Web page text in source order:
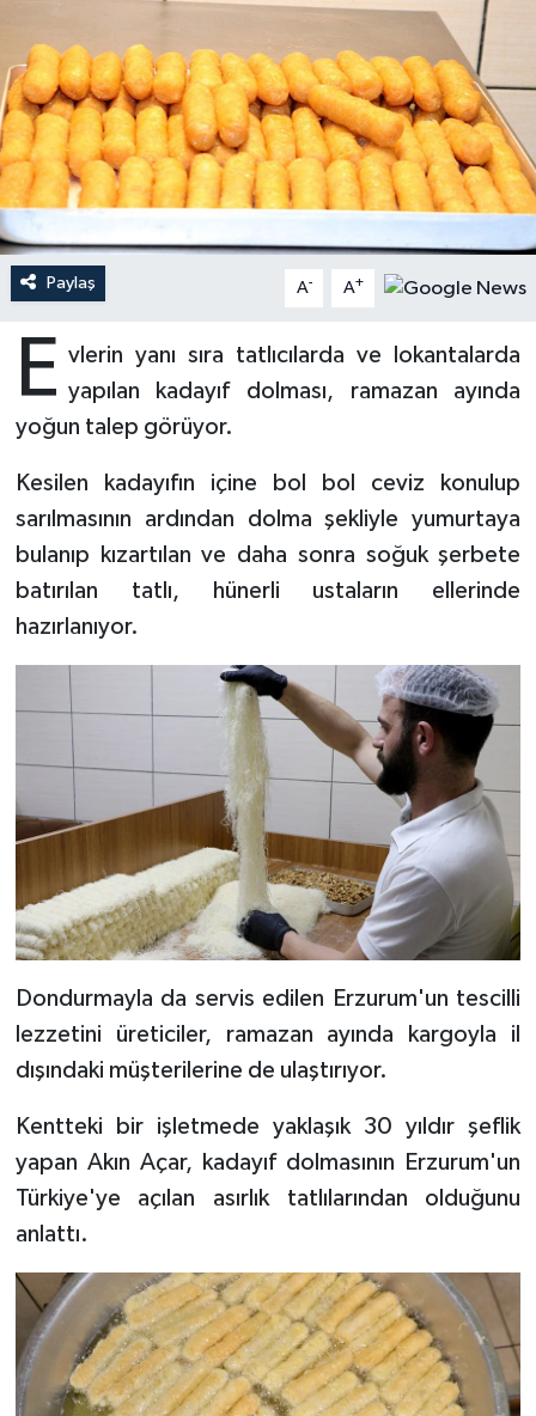
Paylaş A- A+
E vlerin yanı sıra tatlıcılarda ve lokantalarda
yapılan kadayıf dolması, ramazan ayında
yoğun talep görüyor.
Kesilen kadayıfın içine bol bol ceviz konulup
sarılmasının ardından dolma şekliyle yumurtaya
bulanıp kızartılan ve daha sonra soğuk şerbete
batırılan tatlı, hünerli ustaların ellerinde
hazırlanıyor.
Dondurmayla da servis edilen Erzurum'un tescilli
lezzetini üreticiler, ramazan ayında kargoyla il
dışındaki müşterilerine de ulaştırıyor.
Kentteki bir işletmede yaklaşık 30 yıldır şeflik
yapan Akın Açar, kadayıf dolmasının Erzurum'un
Türkiye'ye açılan asırlık tatlılarından olduğunu
anlattı.
Ardahan Müftülüğü
Artvin Müftülüğü
Aydın Müftülüğü
Balıkesir Müftülüğü
Bartın Müftülüğü
Batman Müftülüğü
Bayburt Müftülüğü
Bilecik Müftülüğü
Bingöl Müftülüğü
Bitlis Müftülüğü
Burdur Müftülüğü
Bursa Müftülüğü
Çanakkale Müftülüğü
Çankırı Müftülüğü
Çorum Müftülüğü
Diyarbakır Müftülüğü
Düzce Müftülüğü
Edirne Müftülüğü
Erzincan Müftülüğü
Erzurum Müftülüğü
Kudüs
Kurban
Mukabele
Peygamberimizin Hayatı
Ramazan
Sahabeler
Zekat
Hutbeler
DİYANET AKADEMİ
DİYANET GENÇLİK
DİYANET RADYO/TV
DEPREM
Dünya
Eğitim
Kültür-Sanat
Aile
Sağlık
Ekonomi
Duyurular
Podcast
Bilim, Teknoloji
Biyografiler
İhtida Haberleri
YAŞAM